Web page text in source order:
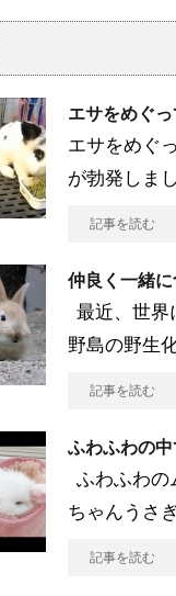
エサをめぐ
エサをめぐ
が勃発しま
記事を読む
仲良く一緒
最近、世界
野島の野生
記事を読む
ふわふわの
ふわふわの
ちゃんうさぎ
記事を読む